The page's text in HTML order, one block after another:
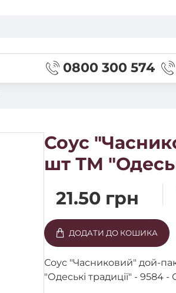
0800 300 574
Соус
шт ТМ
21.50 грн
ДОДАТИ ДО КОШИКА
Соус "Часниковий" дой-
"Одеські традиції" - 9584 -